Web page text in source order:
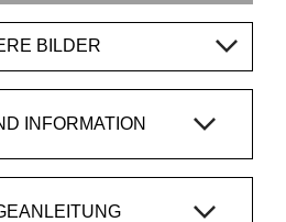
BILDER
INFORMATION